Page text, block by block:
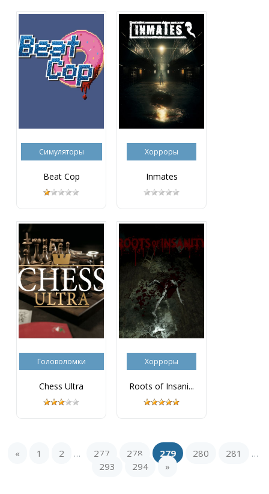
Симуляторы
Beat Cop
Хорроры
Inmates
Головоломки
Chess Ultra
Хорроры
Roots of Insani...
« 1 2 ... 277 278 279 280 281 ...
293 294 »